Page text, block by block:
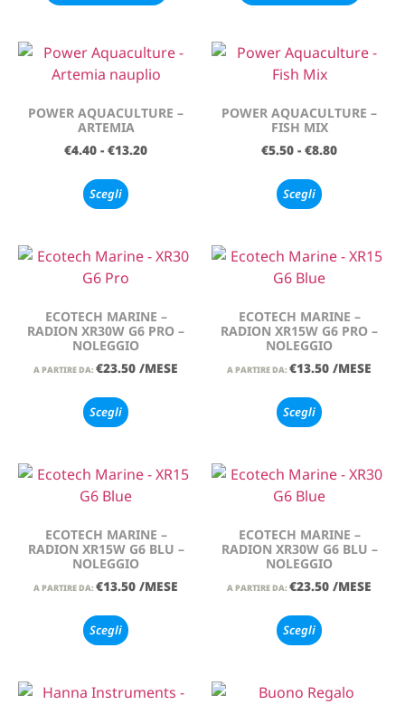
POWER AQUACULTURE –
ARTEMIA
€4.40 - €13.20
Scegli
POWER AQUACULTURE –
FISH MIX
€5.50 - €8.80
Scegli
ECOTECH MARINE –
RADION XR30W G6 PRO –
NOLEGGIO
A PARTIRE DA: €23.50 /MESE
Scegli
ECOTECH MARINE –
RADION XR15W G6 PRO –
NOLEGGIO
A PARTIRE DA: €13.50 /MESE
Scegli
ECOTECH MARINE –
RADION XR15W G6 BLU –
NOLEGGIO
A PARTIRE DA: €13.50 /MESE
Scegli
ECOTECH MARINE –
RADION XR30W G6 BLU –
NOLEGGIO
A PARTIRE DA: €23.50 /MESE
Scegli